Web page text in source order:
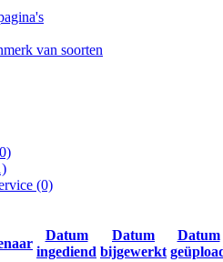
van soorten
(0)
Datum
ingediend
Datum
bijgewerkt
Datum